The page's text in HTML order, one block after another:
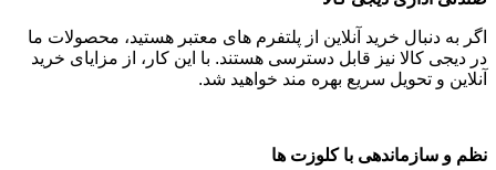
اگر به دنبال خرید آنلاین از پلتفرم های معتبر هستید، محصولات ما
در دیجی کالا نیز قابل دسترسی هستند. با این کار، از مزایای خرید
آنلاین و تحویل سریع بهره مند خواهید شد.
نظم و سازماندهی با کلوزت ها